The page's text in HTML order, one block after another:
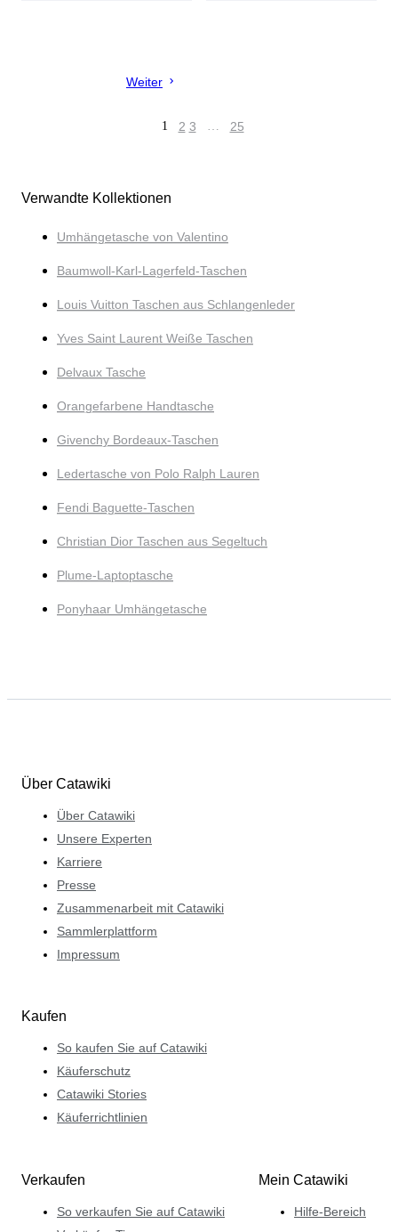
Weiter
1 2 3 … 25
Verwandte Kollektionen
Umhängetasche von Valentino
Baumwoll-Karl-Lagerfeld-Taschen
Louis Vuitton Taschen aus Schlangenleder
Yves Saint Laurent Weiße Taschen
Delvaux Tasche
Orangefarbene Handtasche
Givenchy Bordeaux-Taschen
Ledertasche von Polo Ralph Lauren
Fendi Baguette-Taschen
Christian Dior Taschen aus Segeltuch
Plume-Laptoptasche
Ponyhaar Umhängetasche
Über Catawiki
Über Catawiki
Unsere Experten
Karriere
Presse
Zusammenarbeit mit Catawiki
Sammlerplattform
Impressum
Kaufen
So kaufen Sie auf Catawiki
Käuferschutz
Catawiki Stories
Käuferrichtlinien
Verkaufen
So verkaufen Sie auf Catawiki
Mein Catawiki
Hilfe-Bereich